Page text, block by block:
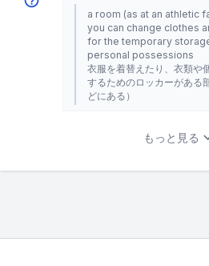
a room (as at an athletic
you can change clothes
for the temporary
personal possessions
衣服を着替えたり、衣類や
するためのロッカーがある
どにある）
もっと見る